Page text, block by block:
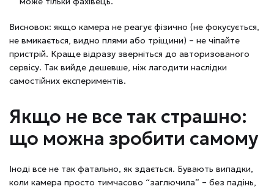
Висновок: якщо камера не реагує фізично (не фокусується,
не вмикається, видно плями або тріщини) – не чіпайте
пристрій. Краще відразу зверніться до авторизованого
сервісу. Так вийде дешевше, ніж лагодити наслідки
самостійних експериментів.
Якщо не все так страшно:
що можна зробити самому
Іноді все не так фатально, як здається. Бувають випадки,
коли камера просто тимчасово “заглючила” – без падінь,